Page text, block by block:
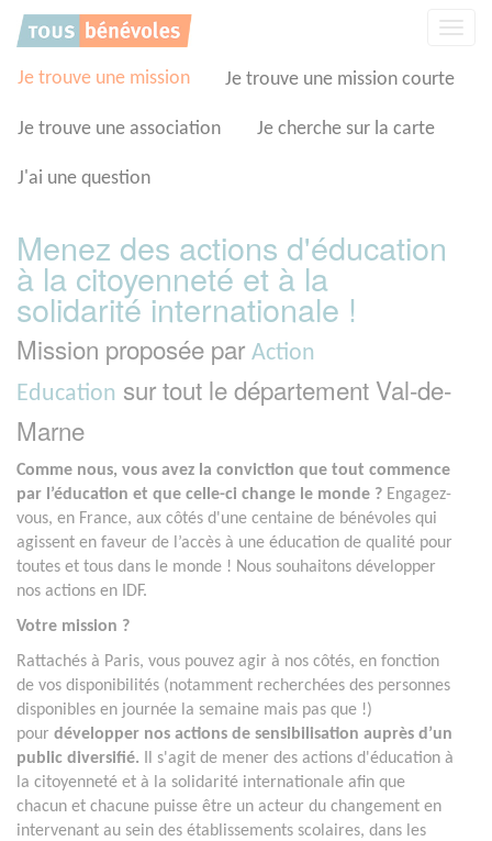
Je trouve une mission Je trouve une mission courte
Je trouve une association Je cherche sur la carte
J'ai une question
Menez des actions d'éducation
à la citoyenneté et à la
solidarité internationale !
Mission proposée par Action
Education sur tout le département Val-de-
Marne
Comme nous, vous avez la conviction que tout commence
par l’éducation et que celle-ci change le monde ? Engagez-
vous, en France, aux côtés d'une centaine de bénévoles qui
agissent en faveur de l’accès à une éducation de qualité pour
toutes et tous dans le monde ! Nous souhaitons développer
nos actions en IDF.
Votre mission ?
Rattachés à Paris, vous pouvez agir à nos côtés, en fonction
de vos disponibilités (notamment recherchées des personnes
disponibles en journée la semaine mais pas que !)
pour développer nos actions de sensibilisation auprès d’un
public diversifié.
Il s'agit de mener des actions d'éducation à
la citoyenneté et à la solidarité internationale afin que
chacun et chacune puisse être un acteur du changement en
intervenant au sein des établissements scolaires, dans les
Panneau de gestion des cookies